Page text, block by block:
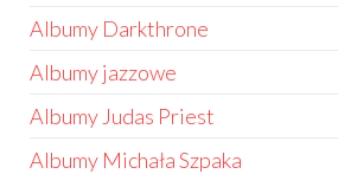
Albumy Darkthrone
Albumy jazzowe
Albumy Judas Priest
Albumy Michała Szpaka